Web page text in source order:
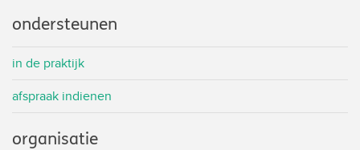
ondersteunen
in de praktijk
afspraak indienen
organisatie